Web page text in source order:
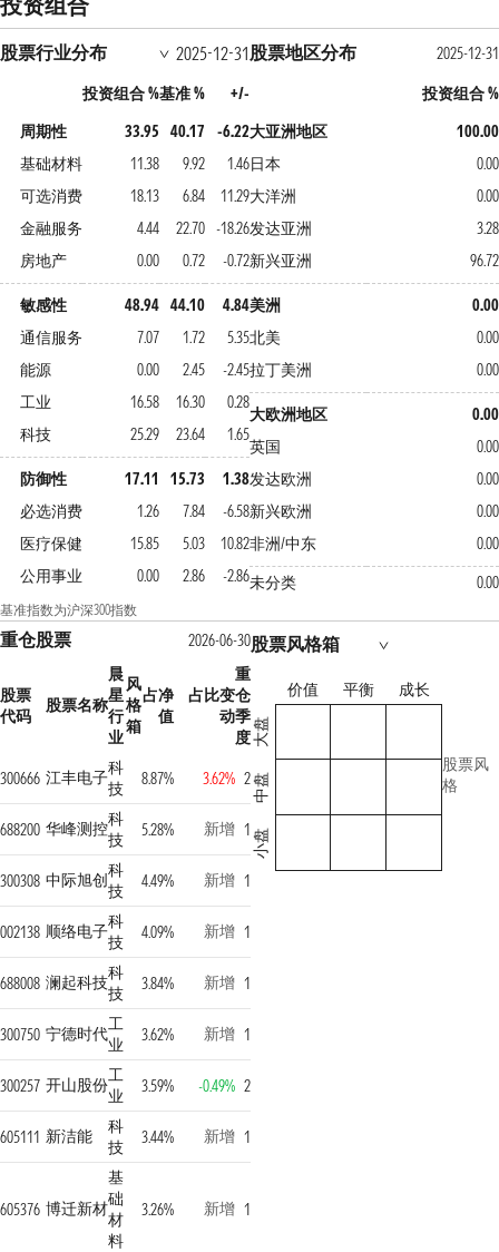
股票行业分布 2025-12-31
投资组合 %基准 %
+/-
周期性
33.95 40.17
-6.22
基础材料
11.38 9.92
1.46
可选消费
18.13 6.84
11.29
金融服务
4.44 22.70 -18.26
房地产
0.00 0.72 -0.72
敏感性 48.94 44.10
4.84
通信服务
7.07 1.72
5.35
能源
0.00 2.45
-2.45
工业
16.58 16.30
0.28
科技
25.29 23.64 1.65
防御性 17.11 15.73
1.38
必选消费
1.26 7.84
-6.58
医疗保健
15.85 5.03
10.82
公用事业
0.00 2.86 -2.86
基准指数为沪深300指数
股票地区分布
2025-12-31
投资组合 %
大亚洲地区
100.00
日本
0.00
大洋洲
0.00
发达亚洲
3.28
新兴亚洲
96.72
美洲
0.00
北美
0.00
拉丁美洲
0.00
大欧洲地区
0.00
英国
0.00
发达欧洲
0.00
新兴欧洲
0.00
非洲/中东
0.00
未分类
0.00
重仓股票 2026-06-30
股票
代码
股票名称
晨
星
行
业
风
格
箱
占净
值
占比变
动
重
仓
季
度
300666 江丰电子科
技
8.87% 3.62% 2
688200 华峰测控科
技
5.28% 新增 1
300308 中际旭创科
技
4.49% 新增 1
002138 顺络电子科
技
4.09% 新增 1
688008 澜起科技科
技
3.84% 新增 1
300750 宁德时代工
业
3.62% 新增 1
300257 开山股份工
业
3.59% -0.49% 2
605111 新洁能
科
技
3.44% 新增 1
605376 博迁新材
基
础
材
料
3.26% 新增 1
股票风格箱
价值 平衡 成长
大盘
中盘
小盘
股票风
格